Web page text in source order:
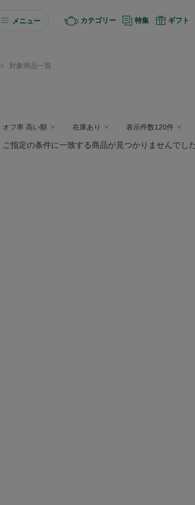
メニュー カテゴリー 特集 ギフト
> 対象商品一覧
オフ率 高い順 在庫あり 表示件数120件
ご指定の条件に一致する商品が見つかりませんでした